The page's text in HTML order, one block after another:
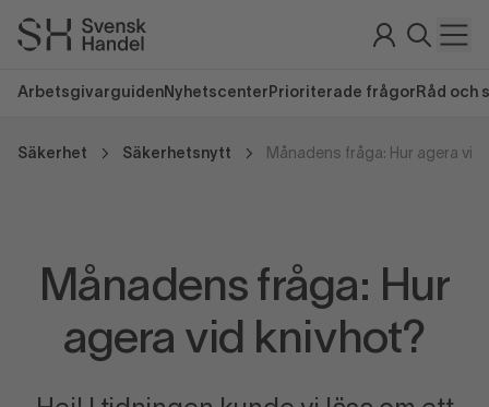
Arbetsgivarguiden Nyhetscenter Prioriterade frågor Råd och
Säkerhet Säkerhetsnytt Månadens fråga: Hur agera vid
Månadens fråga: Hur
agera vid knivhot?